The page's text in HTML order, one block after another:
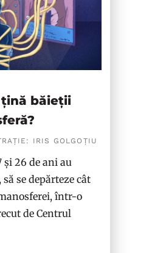
țină băieții
IRIS GOLGOȚIU
și 26 de ani au
se depărteze cât
într-o
de Centrul